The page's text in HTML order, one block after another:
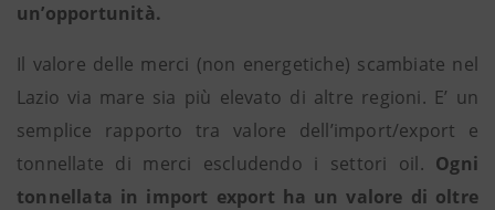
un’opportunità.
Il valore delle merci (non energetiche) scambiate nel
Lazio via mare sia più elevato di altre regioni. E’ un
semplice rapporto tra valore dell’import/export e
tonnellate di merci escludendo i settori oil. Ogni
tonnellata in import export ha un valore di oltre